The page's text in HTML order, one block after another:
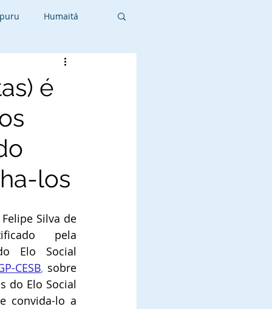
Humaitá
é
los
Silva de
Elo Social
CESB, sobre
do Elo Social
convida-lo a